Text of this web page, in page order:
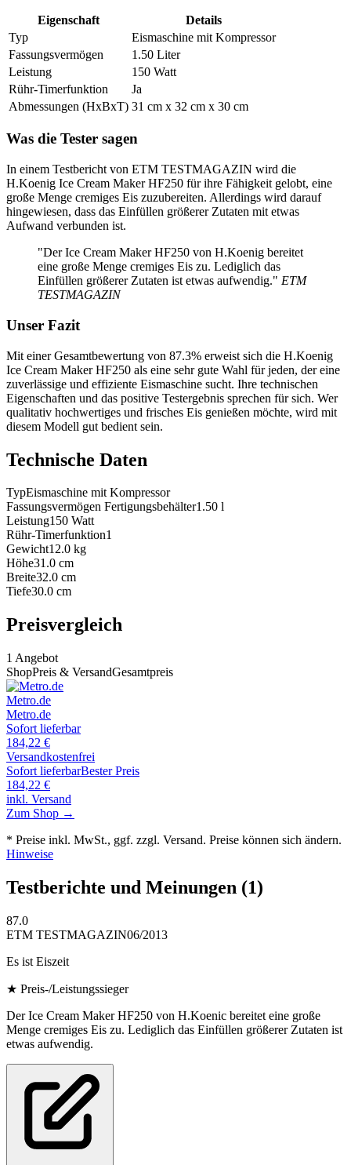
Eigenschaft
Details
Typ
Eismaschine mit Kompressor
Fassungsvermögen
1.50 Liter
Leistung
150 Watt
Rühr-Timerfunktion
Ja
Abmessungen (HxBxT) 31 cm x 32 cm x 30 cm
Was die Tester sagen
In einem Testbericht von ETM TESTMAGAZIN wird die
H.Koenig Ice Cream Maker HF250 für ihre Fähigkeit gelobt, eine
große Menge cremiges Eis zuzubereiten. Allerdings wird darauf
hingewiesen, dass das Einfüllen größerer Zutaten mit etwas
Aufwand verbunden ist.
"Der Ice Cream Maker HF250 von H.Koenig bereitet
eine große Menge cremiges Eis zu. Lediglich das
Einfüllen größerer Zutaten ist etwas aufwendig." ETM
TESTMAGAZIN
Unser Fazit
Mit einer Gesamtbewertung von 87.3% erweist sich die H.Koenig
Ice Cream Maker HF250 als eine sehr gute Wahl für jeden, der eine
zuverlässige und effiziente Eismaschine sucht. Ihre technischen
Eigenschaften und das positive Testergebnis sprechen für sich. Wer
qualitativ hochwertiges und frisches Eis genießen möchte, wird mit
diesem Modell gut bedient sein.
Technische Daten
TypEismaschine mit Kompressor
Fassungsvermögen Fertigungsbehälter1.50 l
Leistung150 Watt
Rühr-Timerfunktion1
Gewicht12.0 kg
Höhe31.0 cm
Breite32.0 cm
Tiefe30.0 cm
Preisvergleich
1 Angebot
ShopPreis & VersandGesamtpreis
Metro.de
Metro.de
Sofort lieferbar
184,22 €
Versandkostenfrei
Sofort lieferbarBester Preis
184,22 €
inkl. Versand
Zum Shop →
* Preise inkl. MwSt., ggf. zzgl. Versand. Preise können sich ändern.
Hinweise
Testberichte und Meinungen (1)
87.0
ETM TESTMAGAZIN06/2013
Es ist Eiszeit
★ Preis-/Leistungssieger
Der Ice Cream Maker HF250 von H.Koenic bereitet eine große
Menge cremiges Eis zu. Lediglich das Einfüllen größerer Zutaten ist
etwas aufwendig.